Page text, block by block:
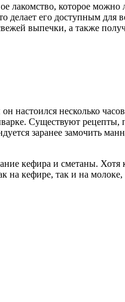
которое
его доступным для
выпечки, а также
настоился несколько
Существуют
заранее замочить
кефира и сметаны.
кефире, так и на